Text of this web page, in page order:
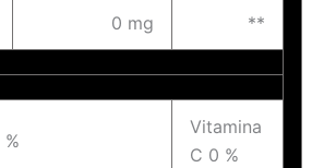
0 mg **
Vitamina
C 0 %